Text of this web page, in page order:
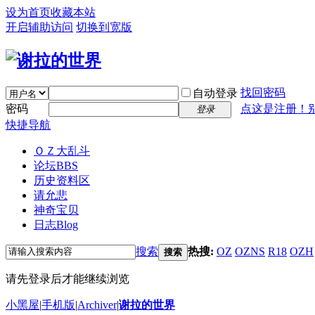
设为首页收藏本站
开启辅助访问 切换到宽版
自动登录 找回密码
密码
登录
点这是注册！
快捷导航
ＯＺ大乱斗
论坛BBS
历史资料区
请允悲
神奇宝贝
日志Blog
搜索 搜索 热搜: OZ OZNS R18 OZH
请先登录后才能继续浏览
小黑屋|手机版|Archiver|谢拉的世界